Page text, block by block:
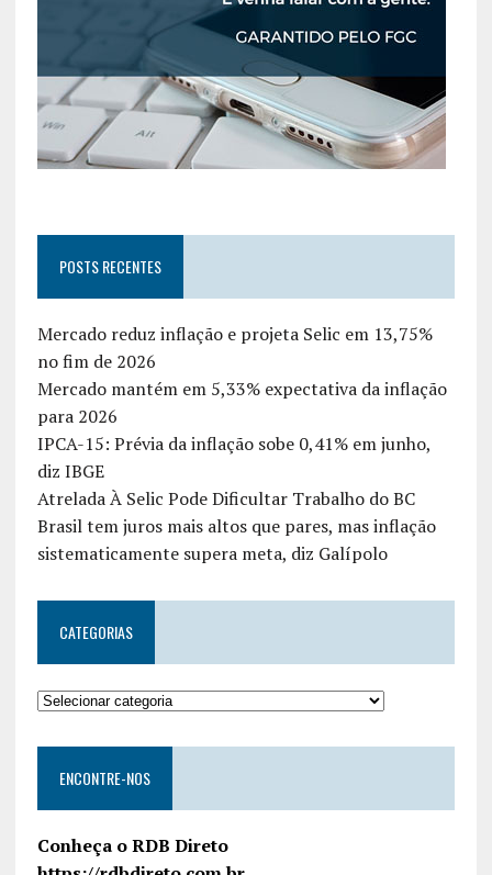
POSTS RECENTES
Mercado reduz inflação e projeta Selic em 13,75%
no fim de 2026
Mercado mantém em 5,33% expectativa da inflação
para 2026
IPCA-15: Prévia da inflação sobe 0,41% em junho,
diz IBGE
Atrelada À Selic Pode Dificultar Trabalho do BC
Brasil tem juros mais altos que pares, mas inflação
sistematicamente supera meta, diz Galípolo
CATEGORIAS
ENCONTRE-NOS
Conheça o RDB Direto